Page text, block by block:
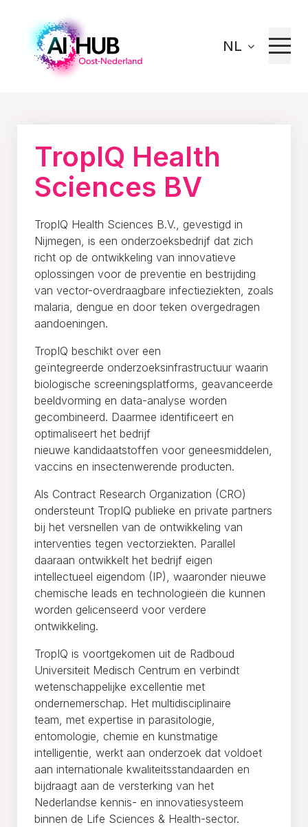
NL
Home Innoveren
TropIQ Health
Sciences BV
TropIQ Health Sciences B.V., gevestigd in
Nijmegen, is een onderzoeksbedrijf dat zich
richt op de ontwikkeling van innovatieve
oplossingen voor de preventie en bestrijding
van vector-overdraagbare infectieziekten, zoals
malaria, dengue en door teken overgedragen
aandoeningen.
TropIQ beschikt over een
geïntegreerde onderzoeksinfrastructuur waarin
biologische screeningsplatforms, geavanceerde
beeldvorming en data-analyse worden
gecombineerd. Daarmee identificeert en
optimaliseert het bedrijf
nieuwe kandidaatstoffen voor geneesmiddelen,
vaccins en insectenwerende producten.
Als Contract Research Organization (CRO)
ondersteunt TropIQ publieke en private partners
bij het versnellen van de ontwikkeling van
interventies tegen vectorziekten. Parallel
daaraan ontwikkelt het bedrijf eigen
intellectueel eigendom (IP), waaronder nieuwe
chemische leads en technologieën die kunnen
worden gelicenseerd voor verdere
ontwikkeling.
TropIQ is voortgekomen uit de Radboud
Universiteit Medisch Centrum en verbindt
wetenschappelijke excellentie met
ondernemerschap. Het multidisciplinaire
team, met expertise in parasitologie,
entomologie, chemie en kunstmatige
intelligentie, werkt aan onderzoek dat voldoet
aan internationale kwaliteitsstandaarden en
bijdraagt aan de versterking van het
Nederlandse kennis- en innovatiesysteem
binnen de Life Sciences & Health-sector.